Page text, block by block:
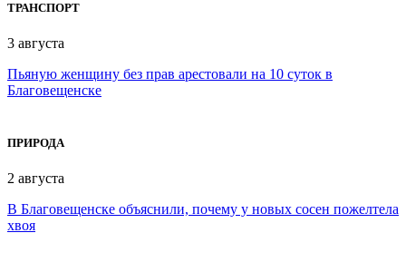
ТРАНСПОРТ
3 августа
Пьяную женщину без прав арестовали на 10 суток в
Благовещенске
ПРИРОДА
2 августа
В Благовещенске объяснили, почему у новых сосен пожелтела
хвоя